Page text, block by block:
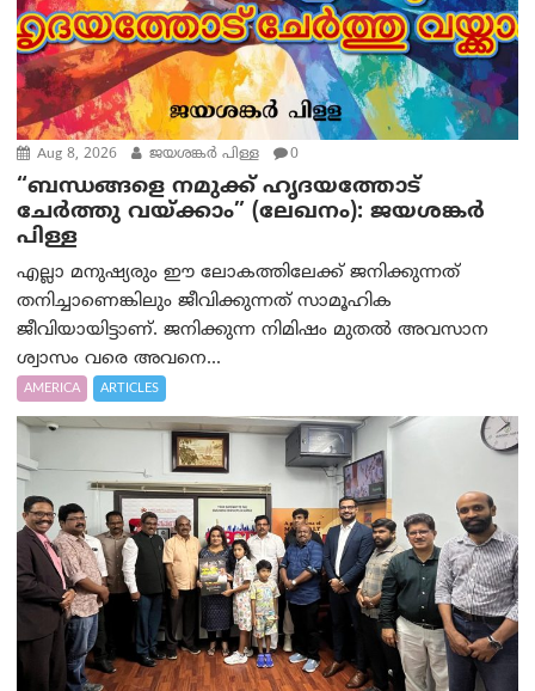
Aug 8, 2026 ജയശങ്കര്‍ പിള്ള 0
“ബന്ധങ്ങളെ നമുക്ക് ഹൃദയത്തോട്
ചേർത്തു വയ്ക്കാം” (ലേഖനം): ജയശങ്കര്‍
പിള്ള
എല്ലാ മനുഷ്യരും ഈ ലോകത്തിലേക്ക് ജനിക്കുന്നത്
തനിച്ചാണെങ്കിലും ജീവിക്കുന്നത് സാമൂഹിക
ജീവിയായിട്ടാണ്. ജനിക്കുന്ന നിമിഷം മുതൽ അവസാന
ശ്വാസം വരെ അവനെ...
AMERICA ARTICLES